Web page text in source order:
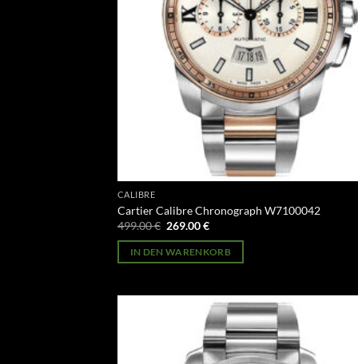
CALIBRE
Cartier Calibre Chronograph W7100042
499.00€ Ursprünglicher
war:
499.00 €
269.00€Aktueller
ist:
269.00 €.
IN DEN WARENKORB